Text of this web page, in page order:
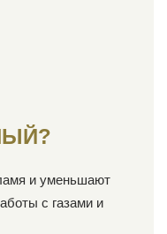
и уменьшают
с газами и